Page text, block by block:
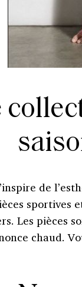
de
sportives
Les pièces
chaud.